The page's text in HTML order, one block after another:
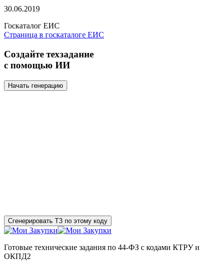
30.06.2019
Госкаталог ЕИС
Страница в госкаталоге ЕИС
Создайте техзадание
с помощью ИИ
Начать генерацию
Сгенерировать ТЗ по этому коду
Готовые технические задания по 44-ФЗ с кодами КТРУ и
ОКПД2